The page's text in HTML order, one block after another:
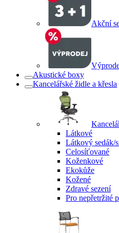
Akční
Akustické boxy
Kancelářské židle a křesla
Látkové
Látkový sedák/
Celosíťované
Koženkové
Ekokůže
Kožené
Zdravé sezení
Pro nepřetržité